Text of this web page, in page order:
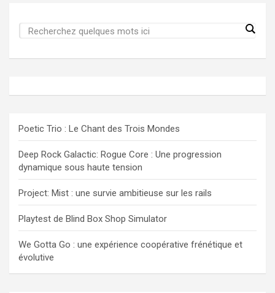
Poetic Trio : Le Chant des Trois Mondes
Deep Rock Galactic: Rogue Core : Une progression
dynamique sous haute tension
Project: Mist : une survie ambitieuse sur les rails
Playtest de Blind Box Shop Simulator
We Gotta Go : une expérience coopérative frénétique et
évolutive